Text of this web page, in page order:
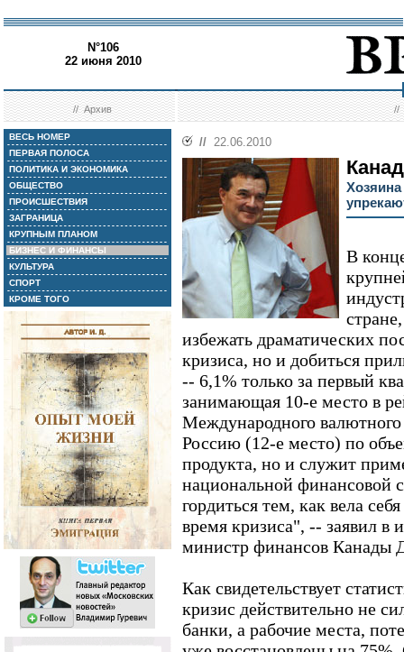
N°106
22 июня 2010
//Архив //
ВЕСЬ НОМЕР
ПЕРВАЯ ПОЛОСА
ПОЛИТИКА И ЭКОНОМИКА
ОБЩЕСТВО
ПРОИСШЕСТВИЯ
ЗАГРАНИЦА
КРУПНЫМ ПЛАНОМ
БИЗНЕС И ФИНАНСЫ
КУЛЬТУРА
СПОРТ
КРОМЕ ТОГО
// 22.06.2010
В
избежать драматических
кризиса, но и добиться
-- 6,1% только за первый
занимающая 10-е место в
Международного валютного
Россию (12-е место) по
продукта, но и служит
национальной
гордиться тем, как вела
время кризиса", -- заявил в
министр финансов Канады
Как свидетельствует
кризис действительно не
банки, а рабочие места,